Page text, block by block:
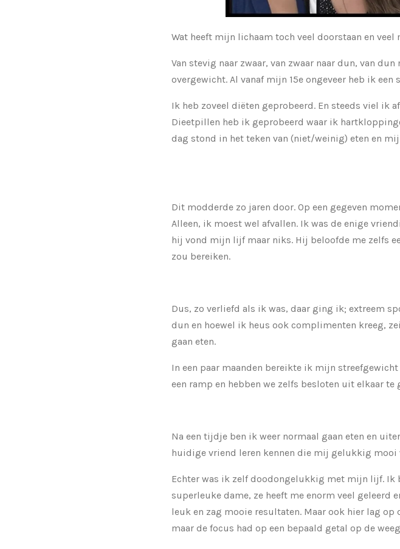
Wat heeft mijn lichaam toch veel doorstaan en veel
Van stevig naar zwaar, van zwaar naar dun, van
overgewicht. Al vanaf mijn 15e ongeveer heb ik
Ik heb zoveel diëten geprobeerd. En steeds viel ik
Dieetpillen heb ik geprobeerd waar ik
dag stond in het teken van (niet/weinig) eten en
Dit modderde zo jaren door. Op een gegeven
Alleen, ik moest wel afvallen. Ik was de enige
hij vond mijn lijf maar niks. Hij beloofde me zelfs
zou bereiken.
Dus, zo verliefd als ik was, daar ging ik; extreem
dun en hoewel ik heus ook complimenten kreeg,
gaan eten.
In een paar maanden bereikte ik mijn
een ramp en hebben we zelfs besloten uit elkaar te
Na een tijdje ben ik weer normaal gaan eten en
huidige vriend leren kennen die mij gelukkig mooi
Echter was ik zelf doodongelukkig met mijn lijf. Ik
superleuke dame, ze heeft me enorm veel geleerd
leuk en zag mooie resultaten. Maar ook hier lag
maar de focus had op een bepaald getal op de